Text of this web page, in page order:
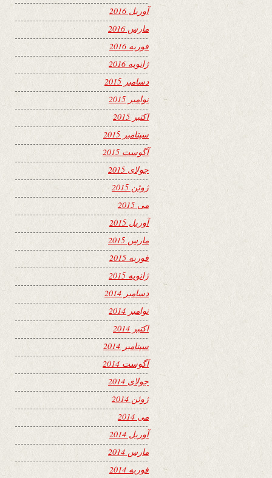
آوریل 2016
مارس 2016
فوریه 2016
ژانویه 2016
دسامبر 2015
نوامبر 2015
اکتبر 2015
سپتامبر 2015
آگوست 2015
جولای 2015
ژوئن 2015
می 2015
آوریل 2015
مارس 2015
فوریه 2015
ژانویه 2015
دسامبر 2014
نوامبر 2014
اکتبر 2014
سپتامبر 2014
آگوست 2014
جولای 2014
ژوئن 2014
می 2014
آوریل 2014
مارس 2014
فوریه 2014